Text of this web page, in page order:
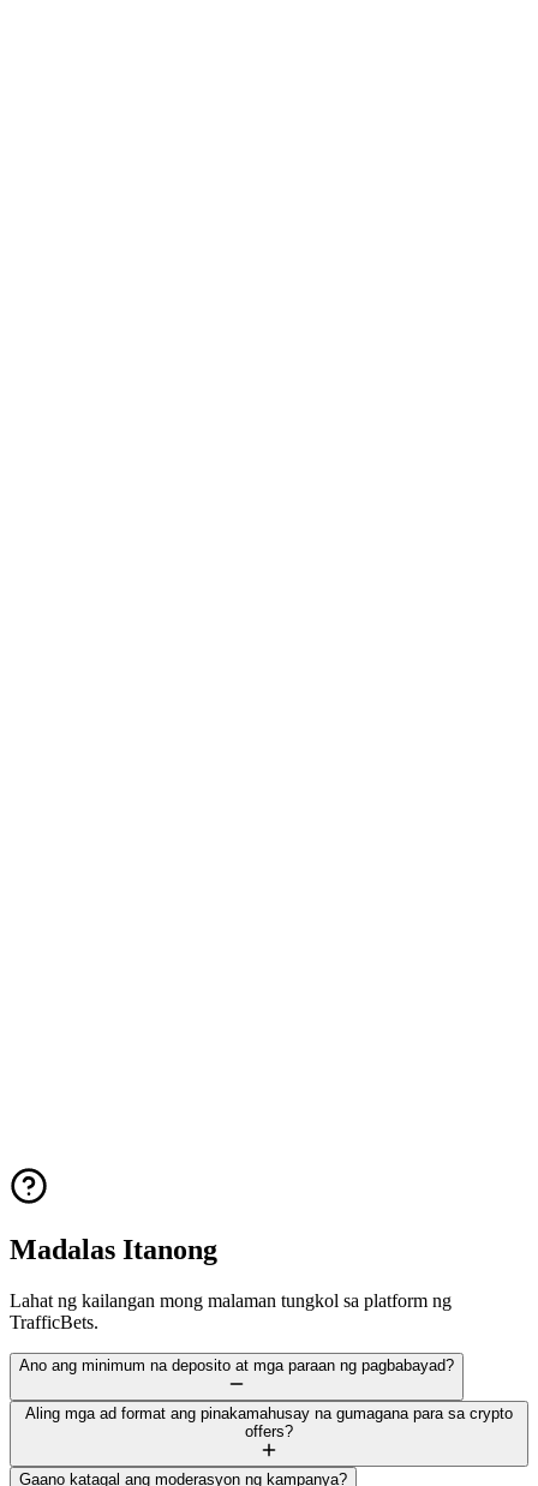
Madalas Itanong
Lahat ng kailangan mong malaman tungkol sa platform ng
TrafficBets.
Ano ang minimum na deposito at mga paraan ng pagbabayad?
Aling mga ad format ang pinakamahusay na gumagana para sa crypto
offers?
Gaano katagal ang moderasyon ng kampanya?